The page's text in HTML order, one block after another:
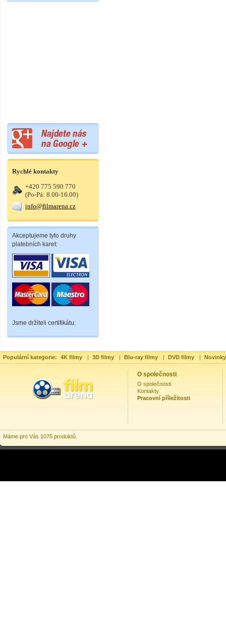
Rychlé kontakty
+420 775 590 770
(Po-Pá: 8.00-16.00)
info@filmarena.cz
Akceptujeme tyto druhy
platebních karet:
Jsme držiteli certifikátu:
Populární kategorie: 4K filmy | 3D filmy | Blu-ray filmy | DVD filmy |
O společnosti
O společnosti
Kontakty
Pracovní příležitosti
Máme pro Vás 1075 produktů.